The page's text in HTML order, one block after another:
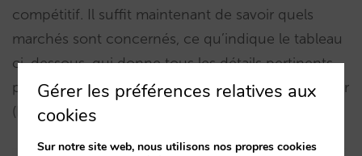
compétitif. Il suffit maintenant de savoir quels
marchés sont concernés, ce qu’indique le tableau
ci-dessous, qui donne tous les détails pertinents
par marché, y compris la durée moyenne de séjour
(LoS) demandée par les utilisateurs :
Gérer les préférences relatives aux
cookies
Sur notre site web, nous utilisons nos propres cookies